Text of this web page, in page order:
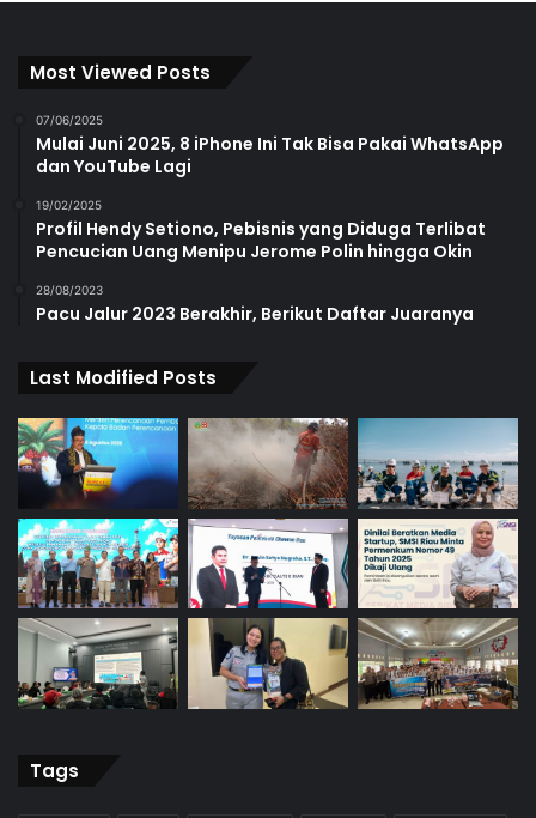
Most Viewed Posts
07/06/2025
Mulai Juni 2025, 8 iPhone Ini Tak Bisa Pakai WhatsApp
dan YouTube Lagi
19/02/2025
Profil Hendy Setiono, Pebisnis yang Diduga Terlibat
Pencucian Uang Menipu Jerome Polin hingga Okin
28/08/2023
Pacu Jalur 2023 Berakhir, Berikut Daftar Juaranya
Last Modified Posts
Tags